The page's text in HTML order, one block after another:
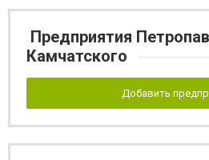
Предприятия
Камчатского
Добавить